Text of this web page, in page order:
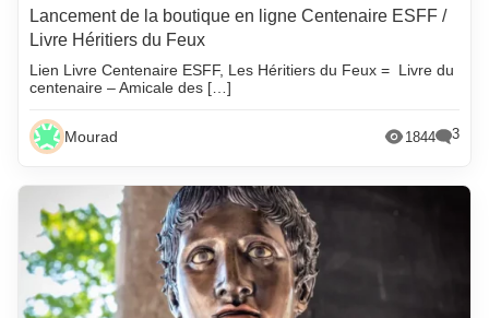
Lancement de la boutique en ligne Centenaire ESFF /
Livre Héritiers du Feux
Lien Livre Centenaire ESFF, Les Héritiers du Feux = Livre du
centenaire – Amicale des […]
Mourad 1844 3